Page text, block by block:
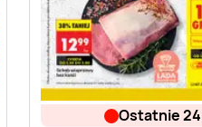
ostatnie